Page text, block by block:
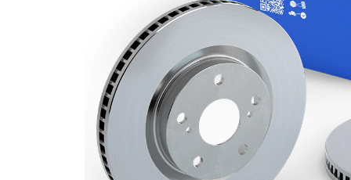
20,2 mm
pistoane
Diametru
exterior
284 mm
Numar
gauri
5
Diametru
de centrare
59 mm
Asezare
gauri Ø
98 mm